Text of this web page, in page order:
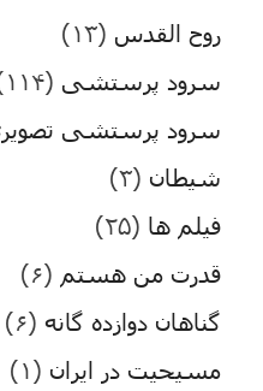
روح القدس (۱۳)
سرود پرستشی (۱۱۴)
سرود پرستشی
شیطان (۳)
فیلم ها (۲۵)
قدرت من هستم (۶)
گناهان دوازده گانه (۶)
مسیحیت در ایران (۱)